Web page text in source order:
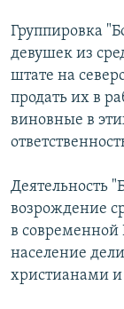
Группировка
девушек из
штате на
продать их в
виновные в
Деятельность
возрождение
в современной
население
христианами